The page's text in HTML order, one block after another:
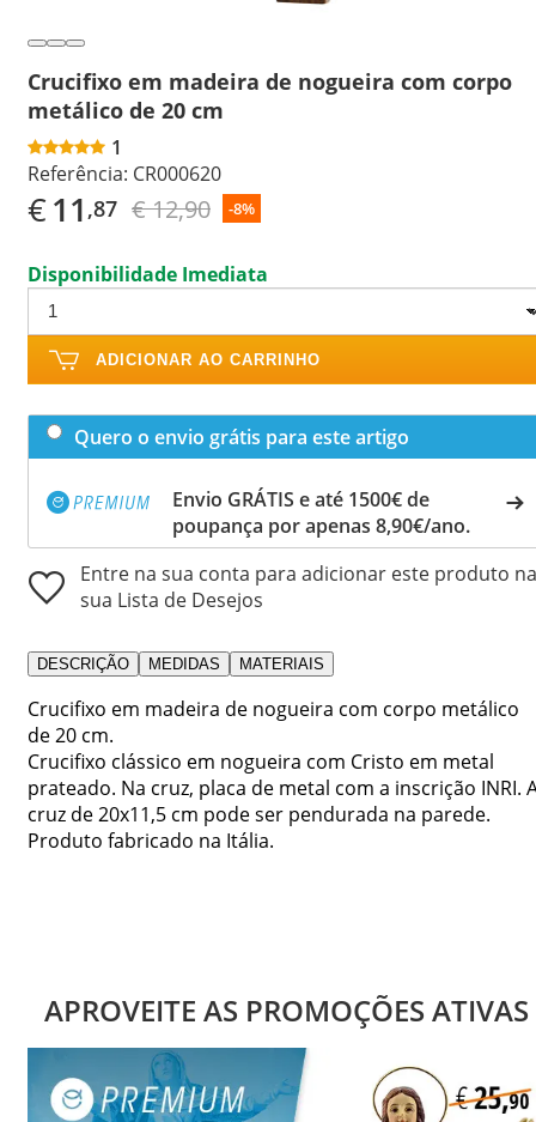
Crucifixo em madeira de nogueira com corpo
metálico de 20 cm
1
Referência: CR000620
€11 ,87 € 12,90 -8%
Disponibilidade Imediata
ADICIONAR AO CARRINHO
Quero o envio grátis para este artigo
Envio GRÁTIS e até 1500€ de
poupança por apenas 8,90€/ano.
Entre na sua conta para adicionar este produto na
sua Lista de Desejos
DESCRIÇÃO MEDIDAS MATERIAIS
Crucifixo em madeira de nogueira com corpo metálico
de 20 cm.
Crucifixo clássico em nogueira com Cristo em metal
prateado. Na cruz, placa de metal com a inscrição INRI.
cruz de 20x11,5 cm pode ser pendurada na parede.
Produto fabricado na Itália.
APROVEITE AS PROMOÇÕES ATIVAS